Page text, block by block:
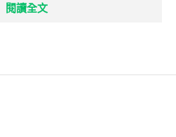
閱讀全文